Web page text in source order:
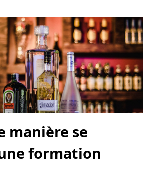
manière se
formation